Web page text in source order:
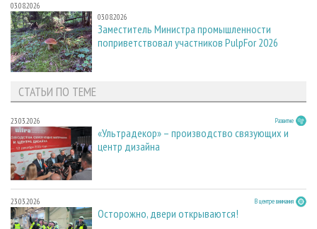
03.08.2026
03.08.2026
Заместитель Министра промышленности
поприветствовал участников PulpFor 2026
СТАТЬИ ПО ТЕМЕ
23.03.2026 Развитие
«Ультрадекор» – производство связующих и
центр дизайна
23.03.2026 В центре внимания
Осторожно, двери открываются!